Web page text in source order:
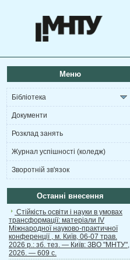
Меню
Бібліотека
Документи
Розклад занять
Журнал успішності (коледж)
Зворотній зв'язок
Останні внесення
Стійкість освіти і науки в умовах
трансформації: матеріали ІV
Міжнародної науково-практичної
конференції , м. Київ, 06-07 трав.
2026 р.: зб. тез. — Київ: ЗВО "МНТУ",
2026. — 609 с.